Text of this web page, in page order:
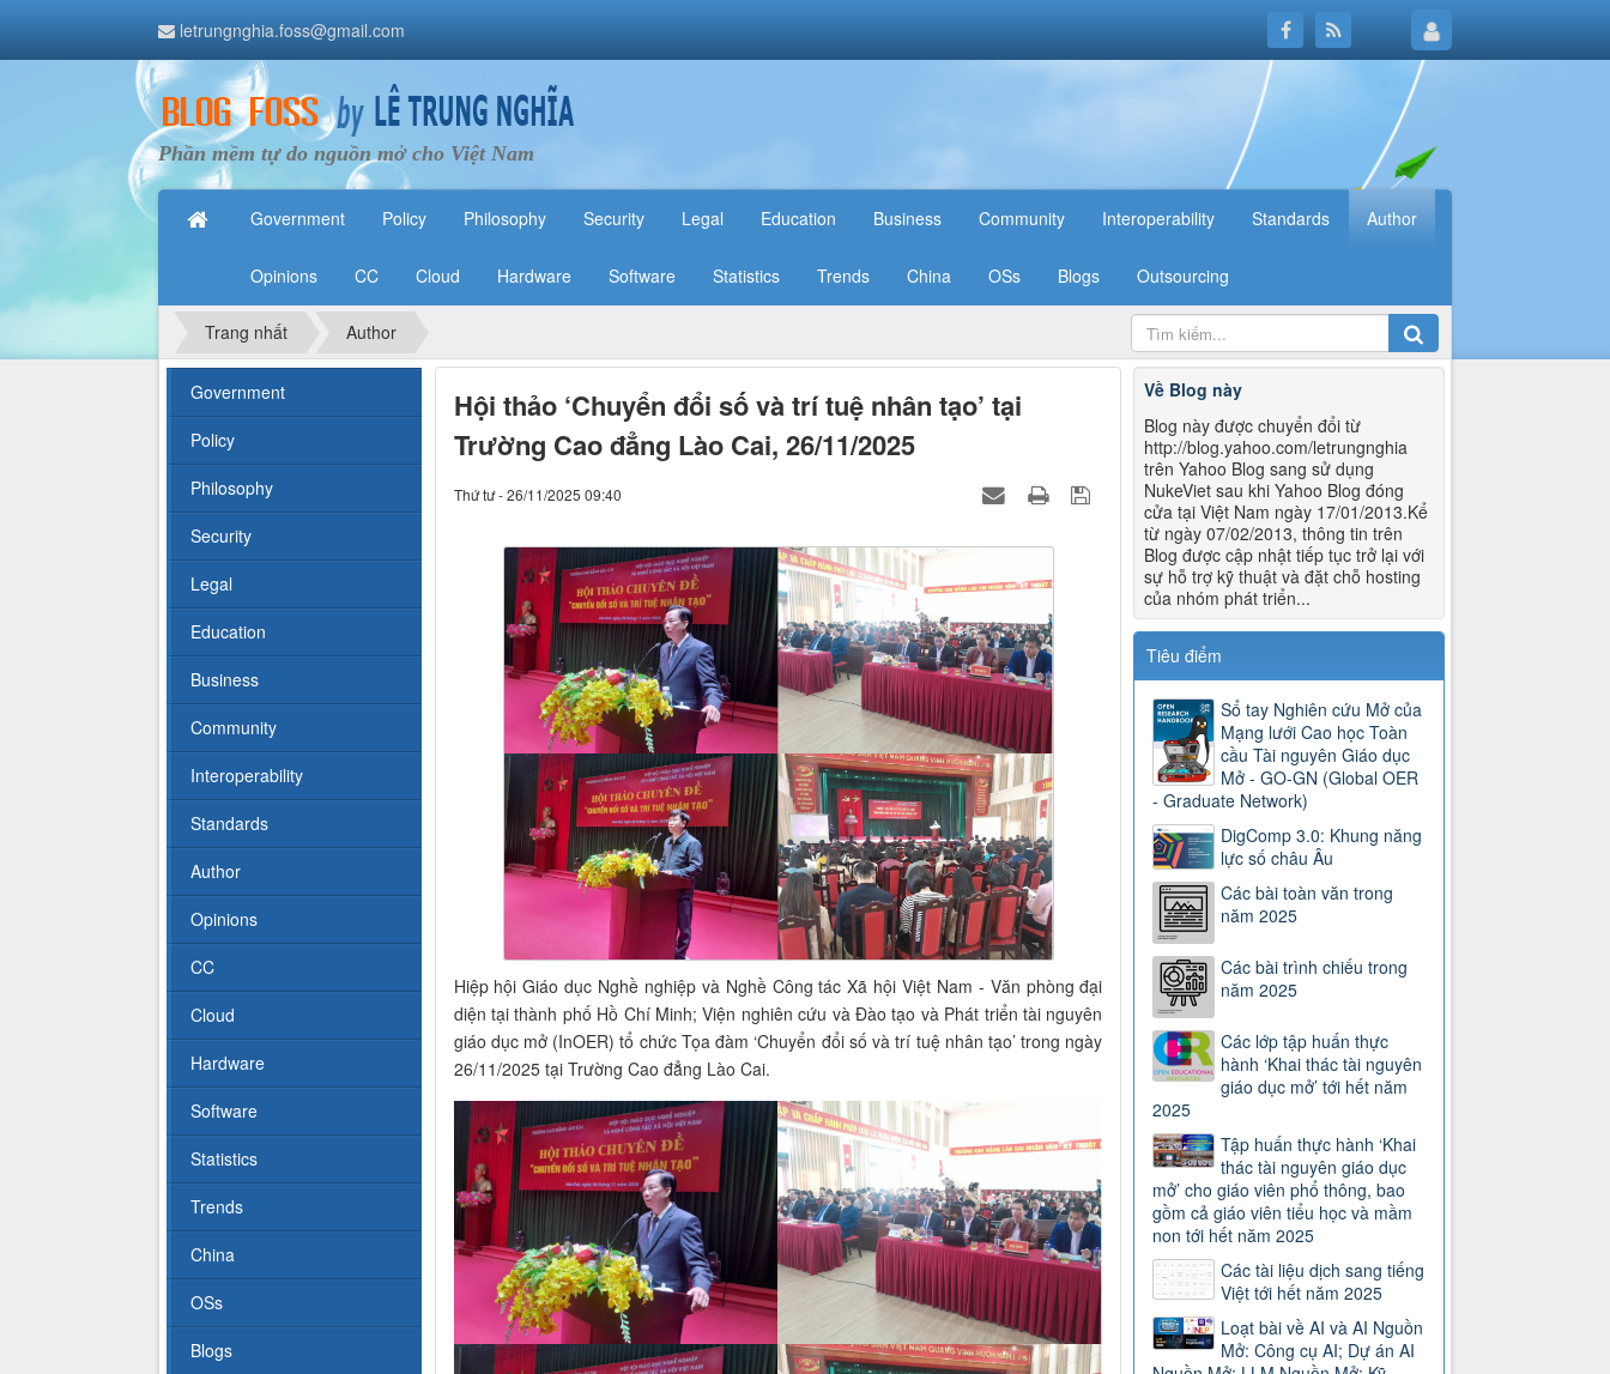
letrungnghia.foss@gmail.com
Phần mềm tự do nguồn mở cho Việt Nam
Government Policy Philosophy Security Legal Education Business Community Interoperability Standards Author
Opinions CC Cloud Hardware Software Statistics Trends China OSs Blogs Outsourcing
Trang nhất Author
Hội thảo ‘Chuyển đổi số và trí tuệ nhân tạo’ tại
Trường Cao đẳng Lào Cai, 26/11/2025
Thứ tư - 26/11/2025 09:40
Hiệp hội Giáo dục Nghề nghiệp và Nghề Công tác Xã hội Việt Nam - Văn phòng đại
diện tại thành phố Hồ Chí Minh; Viện nghiên cứu và Đào tạo và Phát triển tài nguyên
giáo dục mở (InOER) tổ chức Tọa đàm ‘Chuyển đổi số và trí tuệ nhân tạo’ trong ngày
26/11/2025 tại Trường Cao đẳng Lào Cai.
Về Blog này
Blog này được chuyển đổi từ
http://blog.yahoo.com/letrungnghia
trên Yahoo Blog sang sử dụng
NukeViet sau khi Yahoo Blog đóng
cửa tại Việt Nam ngày 17/01/2013.Kể
từ ngày 07/02/2013, thông tin trên
Blog được cập nhật tiếp tục trở lại với
sự hỗ trợ kỹ thuật và đặt chỗ hosting
của nhóm phát triển...
Tiêu điểm
Sổ tay Nghiên cứu Mở của
Mạng lưới Cao học Toàn
cầu Tài nguyên Giáo dục
Mở - GO-GN (Global OER
- Graduate Network)
DigComp 3.0: Khung năng
lực số châu Âu
Các bài toàn văn trong
năm 2025
Các bài trình chiếu trong
năm 2025
Các lớp tập huấn thực
hành ‘Khai thác tài nguyên
giáo dục mở’ tới hết năm
2025
Tập huấn thực hành ‘Khai
thác tài nguyên giáo dục
mở’ cho giáo viên phổ thông, bao
gồm cả giáo viên tiểu học và mầm
non tới hết năm 2025
Các tài liệu dịch sang tiếng
Việt tới hết năm 2025
Loạt bài về AI và AI Nguồn
Mở: Công cụ AI; Dự án AI
Government
Policy
Philosophy
Security
Legal
Education
Business
Community
Interoperability
Standards
Author
Opinions
CC
Cloud
Hardware
Software
Statistics
Trends
China
OSs
Blogs